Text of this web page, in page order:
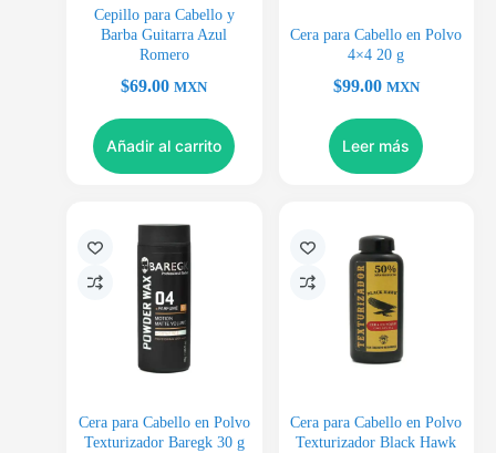
Cepillo para Cabello y
Barba Guitarra Azul
Romero
$69.00 MXN
Añadir al carrito
Cera para Cabello en Polvo
4×4 20 g
$99.00 MXN
Leer más
Cera para Cabello en Polvo
Texturizador Baregk 30 g
Cera para Cabello en Polvo
Texturizador Black Hawk